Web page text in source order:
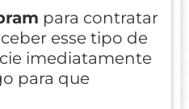
para contratar
esse tipo de
imediatamente
para que